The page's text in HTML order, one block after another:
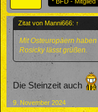
Zitat von Manni666: ↑
Mit Osteuropäern
Rosicky lässt grüßen.
Die Steinzeit auch
9. November 2024